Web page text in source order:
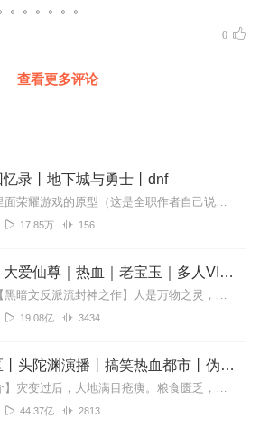
。。。。。。
0
查看更多评论
忆录丨地下城与勇士丨dnf
全职高手里面荣耀游戏的原型（这是全职作者自己说的，而且技能的确大部分都一样），大家可以来了解一下地下城与勇士的精彩！他喜欢流浪，喜欢自由，每当自己可以不被身上的...
17.85万 156
蛊真人｜大爱仙尊｜热血｜老宝玉｜多人VIP免费有声剧
内容简介【黑暗文反派流封神之作】人是万物之灵，蛊是天地真精。一个穿越者不断重生的故事。一个养蛊、炼蛊、用蛊的奇特世界。配音组（男角色）老宝玉旁白...
19.08亿 3434
第九特区丨头陀渊演播丨搞笑热血都市丨伪戒丨VIP免费多人有声剧
【内容简介】灾变过后，大地满目疮痍。粮食匮乏，资源紧俏，局势混乱……一位从待规划区杀出来的青年，背对着漫天黄沙，孤身来到九区谋生，却不曾想偶然结识三五好友，一念...
44.37亿 2813